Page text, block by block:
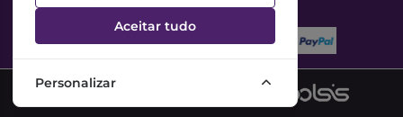
Aceitar tudo
Personalizar